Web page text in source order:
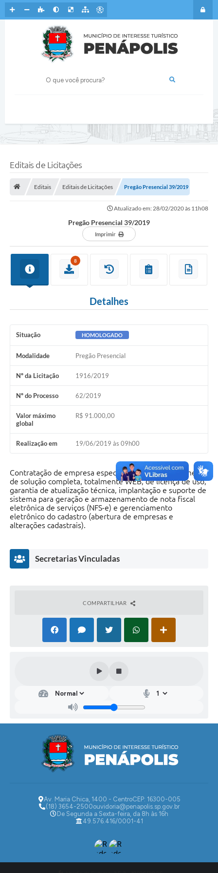
Editais de Licitações
Editais Editais de Licitações Pregão Presencial 39/2019
Atualizado em: 28/02/2020 às 11h08
Pregão Presencial 39/2019
Imprimir
8
Detalhes
Situação HOMOLOGADO
Modalidade Pregão Presencial
Nº da Licitação 1916/2019
Nº do Processo 62/2019
Valor máximo
global
R$ 91.000,00
Realização em 19/06/2019 às 09h00
Contratação de empresa especializada para fornecimento
de solução completa, totalmente WEB, de licença de uso,
garantia de atualização técnica, implantação e suporte de
sistema para geração e armazenamento de nota fiscal
eletrônica de serviços (NFS-e) e gerenciamento
eletrônico do cadastro (abertura de empresas e
alterações cadastrais).
Secretarias Vinculadas
nça
COMPARTILHAR
Av. Maria Chica, 1400 - CentroCEP: 16300-005
(18) 3654-2500ouvidoria@penapolis.sp.gov.br
De Segunda a Sexta-feira, da 8h às 16h
49.576.416/0001-41